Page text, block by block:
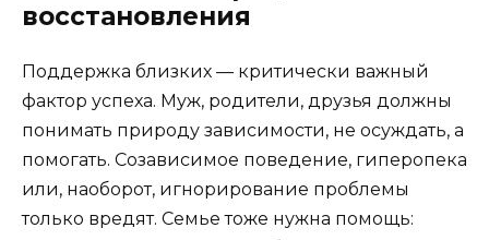
восстановления
Поддержка близких — критически важный
фактор успеха. Муж, родители, друзья должны
понимать природу зависимости, не осуждать, а
помогать. Созависимое поведение, гиперопека
или, наоборот, игнорирование проблемы
только вредят. Семье тоже нужна помощь: